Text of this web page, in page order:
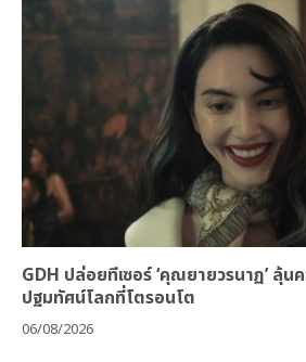
GDH ปล่อยทีเซอร์ ‘คุณยายวรนาฏ’ ลุ้น
ปฐมทัศน์โลกที่โตรอนโต
06/08/2026